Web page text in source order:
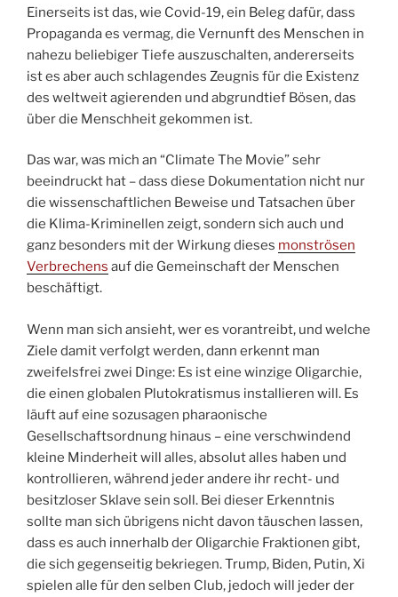
Einerseits ist das, wie Covid-19, ein Beleg dafür, dass
Propaganda es vermag, die Vernunft des Menschen in
nahezu beliebiger Tiefe auszuschalten, andererseits
ist es aber auch schlagendes Zeugnis für die Existenz
des weltweit agierenden und abgrundtief Bösen, das
über die Menschheit gekommen ist.
Das war, was mich an “Climate The Movie” sehr
beeindruckt hat – dass diese Dokumentation nicht nur
die wissenschaftlichen Beweise und Tatsachen über
die Klima-Kriminellen zeigt, sondern sich auch und
ganz besonders mit der Wirkung dieses monströsen
Verbrechens auf die Gemeinschaft der Menschen
beschäftigt.
Wenn man sich ansieht, wer es vorantreibt, und welche
Ziele damit verfolgt werden, dann erkennt man
zweifelsfrei zwei Dinge: Es ist eine winzige Oligarchie,
die einen globalen Plutokratismus installieren will. Es
läuft auf eine sozusagen pharaonische
Gesellschaftsordnung hinaus – eine verschwindend
kleine Minderheit will alles, absolut alles haben und
kontrollieren, während jeder andere ihr recht- und
besitzloser Sklave sein soll. Bei dieser Erkenntnis
sollte man sich übrigens nicht davon täuschen lassen,
dass es auch innerhalb der Oligarchie Fraktionen gibt,
die sich gegenseitig bekriegen. Trump, Biden, Putin, Xi
spielen alle für den selben Club, jedoch will jeder der